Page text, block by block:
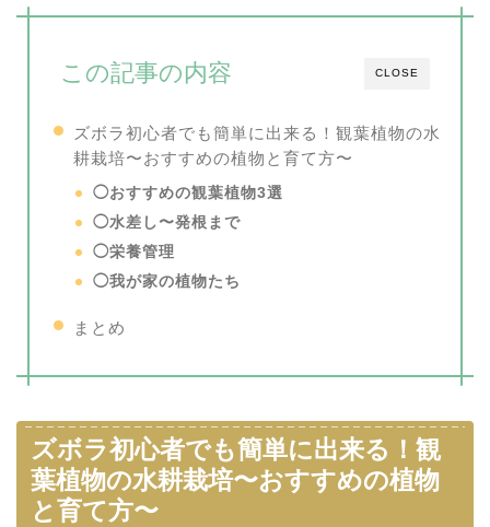
CLOSE
この記事の内容
ズボラ初心者でも簡単に出来る！観葉植物の水
耕栽培〜おすすめの植物と育て方〜
◯おすすめの観葉植物3選
◯水差し〜発根まで
◯栄養管理
◯我が家の植物たち
まとめ
ズボラ初心者でも簡単に出来る！観
葉植物の水耕栽培〜おすすめの植物
と育て方〜